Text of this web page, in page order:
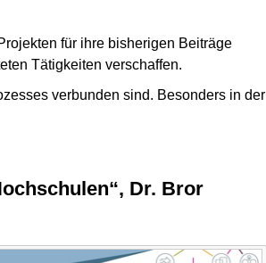
für ihre bisherigen Beiträge
Tätigkeiten verschaffen.
verbunden sind. Besonders in der
Dr. Bror